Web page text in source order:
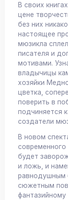
В своих
цене
без них
настоящее
мюзикла
писателя и
мотивами.
владычицы
хозяйки
цветка,
поверить в
подчиняется
создатели
В новом
будет
и ложь, и
равнодушным
сюжетным